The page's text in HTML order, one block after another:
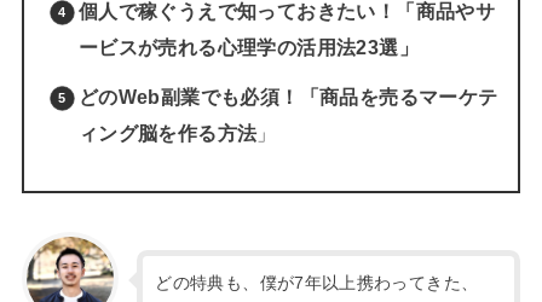
個人で稼ぐうえで知っておきたい！「商品やサ
ービスが売れる心理学の活用法23選」
どのWeb副業でも必須！「商品を売るマーケテ
ィング脳を作る方法」
どの特典も、僕が7年以上携わってきた、